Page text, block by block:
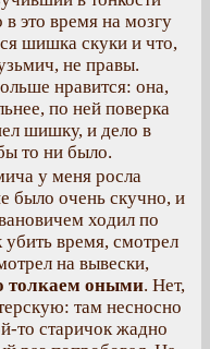
в это время на мозгу
шишка скуки и что,
не правы.
нравится: она,
по ней поверка
шишку, и дело в
то ни было.
у меня росла
было очень скучно, и
ходил по
убить время, смотрел
на вывески,
толкаем оными. Нет,
там несносно
то старичок жадно